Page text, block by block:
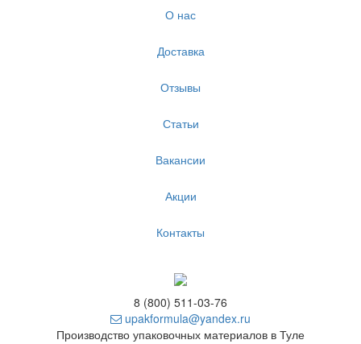
О нас
Доставка
Отзывы
Статьи
Вакансии
Акции
Контакты
8 (800) 511-03-76
upakformula@yandex.ru
Производство упаковочных материалов в Туле